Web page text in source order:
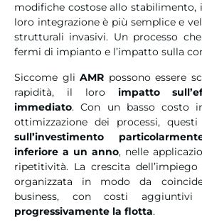
modifiche costose allo stabilimento,
loro integrazione è più semplice e
strutturali invasivi. Un processo
fermi di impianto e l’impatto sulla
Siccome gli AMR possono essere
rapidità, il loro impatto
immediato.Con un basso costo
ottimizzazione dei processi,
sull’investimento
inferiore a un anno, nelle
ripetitività. La crescita
organizzata in modo da
business, con costi
progressivamente la flotta.